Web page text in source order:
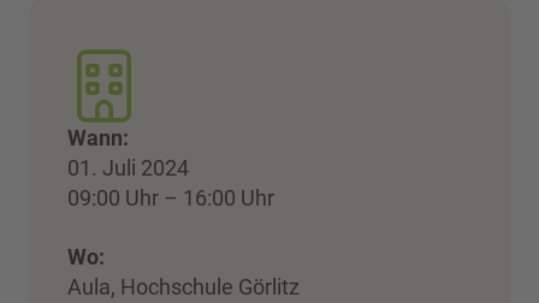
Wann:
01. Juli 2024
09:00 Uhr – 16:00 Uhr
Wo:
Aula, Hochschule Görlitz